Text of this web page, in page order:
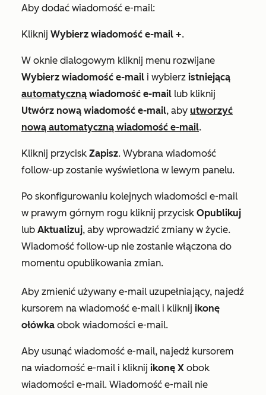
Aby dodać wiadomość e-mail:
Kliknij Wybierz wiadomość e-mail +.
W oknie dialogowym kliknij menu rozwijane
Wybierz wiadomość e-mail i wybierz istniejącą
automatyczną wiadomość e-mail lub kliknij
Utwórz nową wiadomość e-mail, aby utworzyć
nową automatyczną wiadomość e-mail.
Kliknij przycisk Zapisz. Wybrana wiadomość
follow-up zostanie wyświetlona w lewym panelu.
Po skonfigurowaniu kolejnych wiadomości e-mail
w prawym górnym rogu kliknij przycisk Opublikuj
lub Aktualizuj, aby wprowadzić zmiany w życie.
Wiadomość follow-up nie zostanie włączona do
momentu opublikowania zmian.
Aby zmienić używany e-mail uzupełniający, najedź
kursorem na wiadomość e-mail i kliknij ikonę
ołówka obok wiadomości e-mail.
Aby usunąć wiadomość e-mail, najedź kursorem
na wiadomość e-mail i kliknij ikonę X obok
wiadomości e-mail. Wiadomość e-mail nie